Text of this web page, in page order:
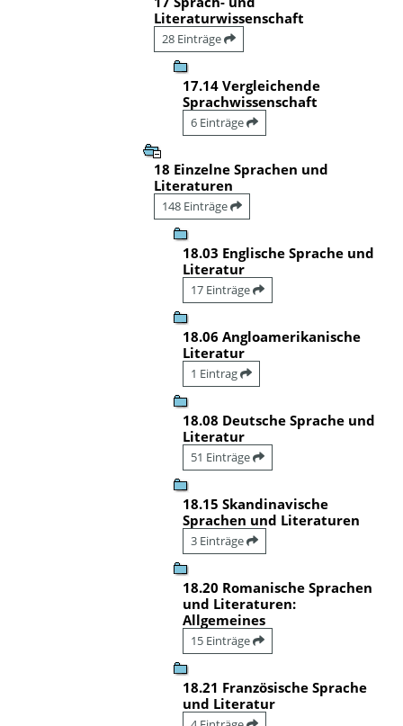
Literaturwissenschaft
28 Einträge
17.14 Vergleichende
Sprachwissenschaft
6 Einträge
18 Einzelne Sprachen und
Literaturen
148 Einträge
18.03 Englische Sprache und
Literatur
17 Einträge
18.06 Angloamerikanische
Literatur
1 Eintrag
18.08 Deutsche Sprache und
Literatur
51 Einträge
18.15 Skandinavische
Sprachen und Literaturen
3 Einträge
18.20 Romanische Sprachen
und Literaturen:
Allgemeines
15 Einträge
18.21 Französische Sprache
und Literatur